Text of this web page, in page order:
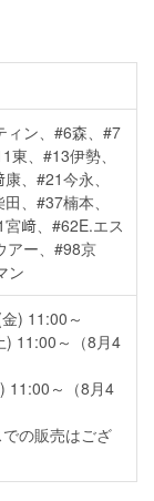
ィン、#6森、#7
、#13伊勢、
、#21今永、
、#37楠本、
﨑、#62E.エス
アー、#98京
ン
) 11:00～
) 11:00～（8月4
11:00～（8月4
の販売はござ